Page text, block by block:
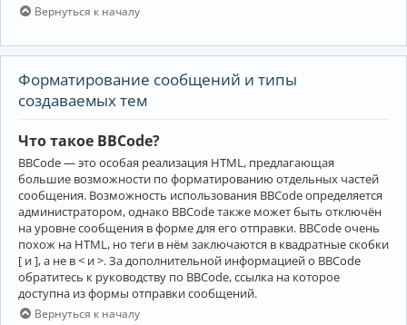
Вернуться к началу
Форматирование сообщений и типы
создаваемых тем
Что такое BBCode?
BBCode — это особая реализация HTML, предлагающая
большие возможности по форматированию отдельных частей
сообщения. Возможность использования BBCode определяется
администратором, однако BBCode также может быть отключён
на уровне сообщения в форме для его отправки. BBCode очень
похож на HTML, но теги в нём заключаются в квадратные скобки
[ и ], а не в < и >. За дополнительной информацией о BBCode
обратитесь к руководству по BBCode, ссылка на которое
доступна из формы отправки сообщений.
Вернуться к началу